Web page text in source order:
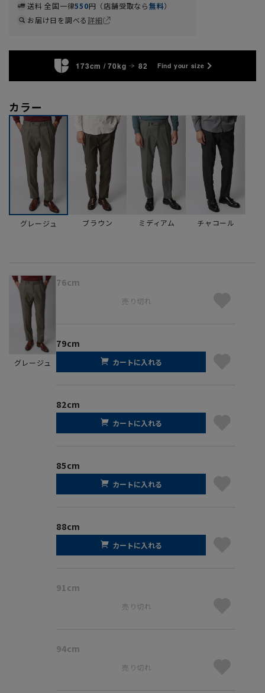
送料 全国一律550円（店舗受取なら無料）
お届け日を調べる詳細
173cm / 70kg 82 Find your size
カラー
グレージュ ブラウン ミディアム チャコール
グレージュ
76cm
売り切れ
79cm
カートに入れる
82cm
カートに入れる
85cm
カートに入れる
88cm
カートに入れる
91cm
売り切れ
94cm
売り切れ